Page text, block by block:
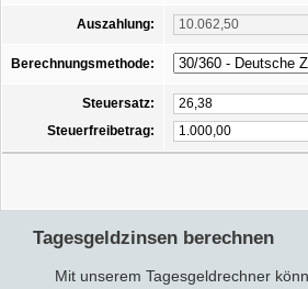
Auszahlung:
Berechnungsmethode:
Steuersatz:
Steuerfreibetrag:
Tagesgeldzinsen berechnen
Mit unserem Tagesgeldrechner